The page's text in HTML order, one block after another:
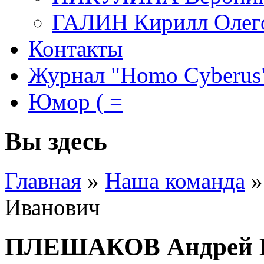
ГАЛИН Кирилл
Контакты
Журнал "Homo
Юмор ( =
Вы здесь
Главная » Наша команда »
Иванович
ПЛЕШАКОВ Андрей